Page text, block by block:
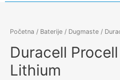
Početna / Baterije / Dugmaste /
Duracell
Lithium